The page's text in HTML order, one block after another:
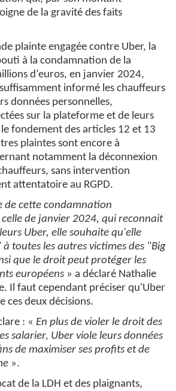
de la gravité des faits
plainte engagée contre Uber, la
à la condamnation de la
d’euros, en janvier 2024,
informé les chauffeurs
données personnelles,
sur la plateforme et de leurs
le fondement des articles 12 et 13
plaintes sont encore à
notamment la déconnexion
sans intervention
attentatoire au RGPD.
de cette condamnation
de janvier 2024, qui reconnait
Uber, elle souhaite qu'elle
toutes les autres victimes des "Big
que le droit peut protéger les
européens » a déclaré Nathalie
Il faut cependant préciser qu'Uber
ces deux décisions.
: « En plus de violer le droit des
salarier, Uber viole leurs données
de maximiser ses profits et de
».
de la LDH et des plaignants,